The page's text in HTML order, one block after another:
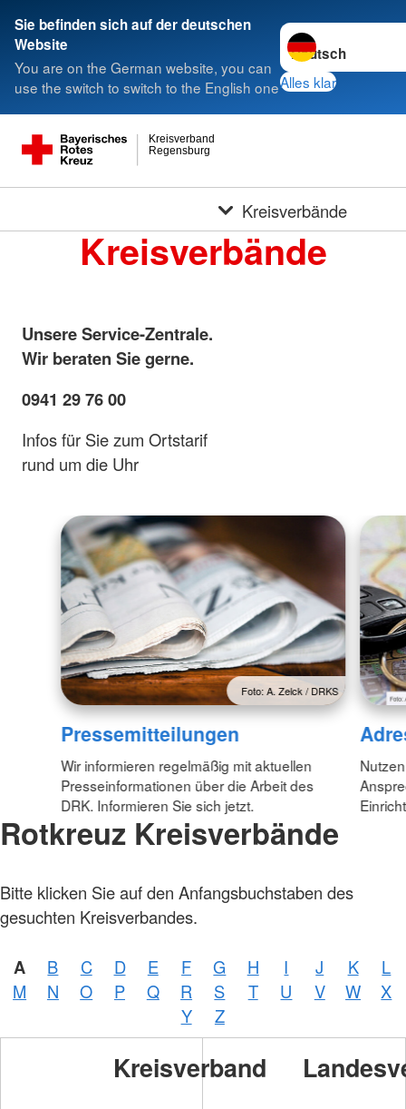
Sie befinden sich auf der deutschen
Website
You are on the German website, you can
use the switch to switch to the English one
Sprache wechseln
Alles klar
Regensburg
Kreisverband
Kreisverbände
Kreisverbände
Unsere Service-Zentrale.
Wir beraten Sie gerne.
0941 29 76 00
Infos für Sie zum Ortstarif
rund um die Uhr
Foto: A. Zelck / DRKS
Pressemitteilungen
Wir informieren regelmäßig mit aktuellen
Presseinformationen über die Arbeit des
DRK. Informieren Sie sich jetzt.
Rotkreuz Kreisverbände
Bitte klicken Sie auf den Anfangsbuchstaben des
gesuchten Kreisverbandes.
A B C D E F G H I J K
L
M
N O P Q R S T U V W
X
Y
Z
Kreisverband